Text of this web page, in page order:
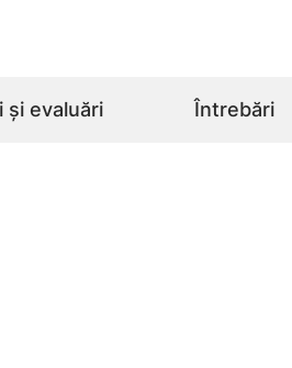
și evaluări Întrebări